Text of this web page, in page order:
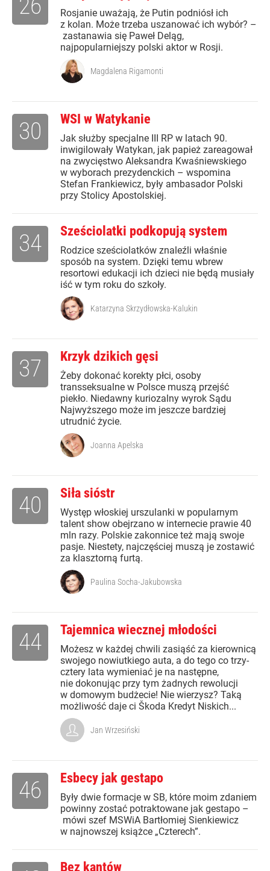
Rosjanie uważają, że Putin podniósł ich
z kolan. Może trzeba uszanować ich wybór? –
zastanawia się Paweł Deląg,
najpopularniejszy polski aktor w Rosji.
26
Magdalena Rigamonti
WSI w Watykanie
Jak służby specjalne III RP w latach 90.
inwigilowały Watykan, jak papież zareagował
na zwycięstwo Aleksandra Kwaśniewskiego
w wyborach prezydenckich – wspomina
Stefan Frankiewicz, były ambasador Polski
przy Stolicy Apostolskiej.
30
Sześciolatki podkopują system
Rodzice sześciolatków znaleźli właśnie
sposób na system. Dzięki temu wbrew
resortowi edukacji ich dzieci nie będą musiały
iść w tym roku do szkoły.
34
Katarzyna Skrzydłowska-Kalukin
Krzyk dzikich gęsi
Żeby dokonać korekty płci, osoby
transseksualne w Polsce muszą przejść
piekło. Niedawny kuriozalny wyrok Sądu
Najwyższego może im jeszcze bardziej
utrudnić życie.
37
Joanna Apelska
Siła sióstr
Występ włoskiej urszulanki w popularnym
talent show obejrzano w internecie prawie 40
mln razy. Polskie zakonnice też mają swoje
pasje. Niestety, najczęściej muszą je zostawić
za klasztorną furtą.
40
Paulina Socha-Jakubowska
Tajemnica wiecznej młodości
Możesz w każdej chwili zasiąść za kierownicą
swojego nowiutkiego auta, a do tego co trzy-
cztery lata wymieniać je na następne,
nie dokonując przy tym żadnych rewolucji
w domowym budżecie! Nie wierzysz? Taką
możliwość daje ci Škoda Kredyt Niskich...
44
Jan Wrzesiński
Esbecy jak gestapo
Były dwie formacje w SB, które moim zdaniem
powinny zostać potraktowane jak gestapo –
mówi szef MSWiA Bartłomiej Sienkiewicz
w najnowszej książce „Czterech”.
46
Bez kantów